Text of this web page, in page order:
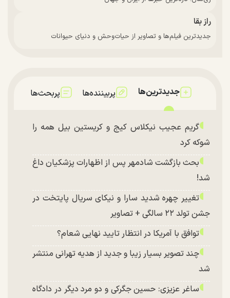
راز بقا
جدیدترین فیلم‌ها و تصاویر از حیات‌وحش و دنیای حیوانات
جدیدترین‌ها پربیننده‌ها پربحث‌ها
گریم عجیب نیکلاس کیج و کریستین بیل همه را
شوکه کرد
بحث بازگشت شادمهر پس از اظهارات پزشکیان داغ
شد!
تغییر چهره شدید سارا و نیکای سریال پایتخت در
جشن تولد ۲۲ سالگی + تصاویر
توافق با آمریکا در انتظار تایید نهایی شعام؟
چند تصویر بسیار زیبا و جدید از هدیه تهرانی منتشر
شد
ساغر عزیزی: حسین جگرکی و دو مرد دیگر در دادگاه